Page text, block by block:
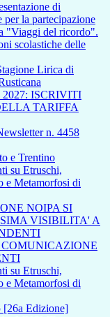
di
per la partecipazione
"Viaggi del ricordo".
scolastiche delle
Lirica di
ISCRIVITI
TARIFFA
n. 4458
e Trentino
su Etruschi,
e Metamorfosi di
NOIPA SI
VISIBILITA' A
COMUNICAZIONE
su Etruschi,
e Metamorfosi di
[26a Edizione]